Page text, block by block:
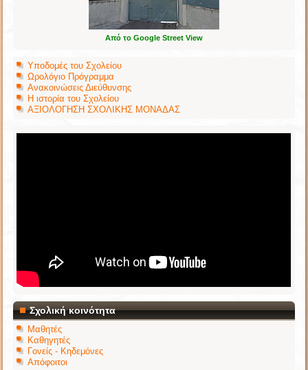
Από το Google Street View
Υποδομές του Σχολείου
Ωρολόγιο Πρόγραμμα
Ανακοινώσεις Διεύθυνσης
Η ιστορία του Σχολείου
ΑΞΙΟΛΟΓΗΣΗ ΣΧΟΛΙΚΗΣ ΜΟΝΑΔΑΣ
Σχολική κοινότητα
Μαθητές
Καθηγητές
Γονείς - Κηδεμόνες
Απόφοιτοι